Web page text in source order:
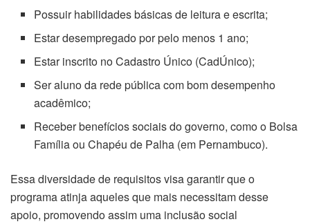
Possuir habilidades básicas de leitura e escrita;
Estar desempregado por pelo menos 1 ano;
Estar inscrito no Cadastro Único (CadÚnico);
Ser aluno da rede pública com bom desempenho
acadêmico;
Receber benefícios sociais do governo, como o Bolsa
Família ou Chapéu de Palha (em Pernambuco).
Essa diversidade de requisitos visa garantir que o
programa atinja aqueles que mais necessitam desse
apoio, promovendo assim uma inclusão social